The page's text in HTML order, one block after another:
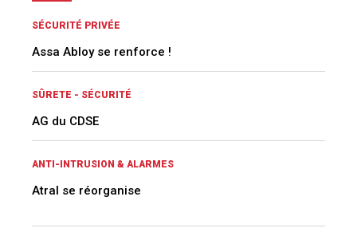
SÉCURITÉ PRIVÉE
Assa Abloy se renforce !
SÛRETE - SÉCURITÉ
AG du CDSE
ANTI-INTRUSION & ALARMES
Atral se réorganise